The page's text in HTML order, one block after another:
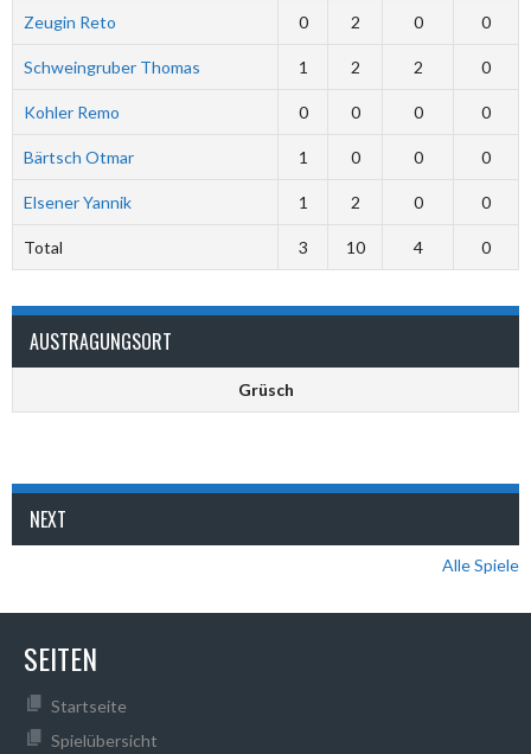
Zeugin Reto 0 2 0 0
Schweingruber Thomas 1 2 2 0
Kohler Remo 0 0 0 0
Bärtsch Otmar 1 0 0 0
Elsener Yannik 1 2 0 0
Total 3 10 4 0
AUSTRAGUNGSORT
Grüsch
NEXT
Alle Spiele
SEITEN
Startseite
Spielübersicht